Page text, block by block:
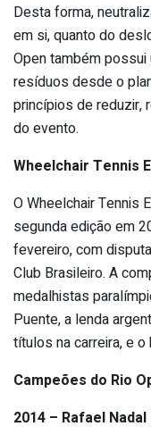
Desta forma,
em si, quanto do
Open também
resíduos desde o
princípios de reduzir,
do evento.
Wheelchair Tennis
O Wheelchair Tennis
segunda edição em
fevereiro, com
Club Brasileiro. A
medalhistas
Puente, a lenda
títulos na carreira, e
Campeões do Rio
2014 – Rafael Nadal